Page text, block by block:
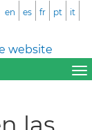
website
en es fr pt it
las